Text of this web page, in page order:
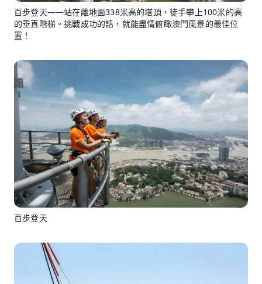
百步登天——站在離地面338米高的塔頂，徒手攀上100米的高
的垂直階梯。挑戰成功的話，就能盡情俯瞰澳門風景的最佳位
置！
百步登天